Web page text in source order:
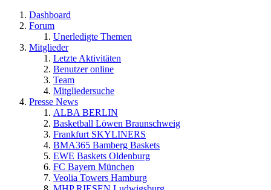
Dashboard
Forum
Unerledigte Themen
Mitglieder
Letzte Aktivitäten
Benutzer online
Team
Mitgliedersuche
Presse News
ALBA BERLIN
Basketball Löwen Braunschweig
Frankfurt SKYLINERS
BMA365 Bamberg Baskets
EWE Baskets Oldenburg
FC Bayern München
Veolia Towers Hamburg